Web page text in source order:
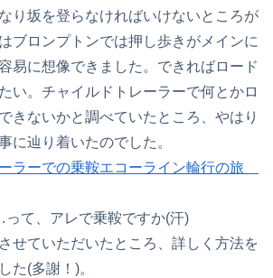
り坂を登らなければいけないところが
ブロンプトンでは押し歩きがメインに
易に想像できました。できればロード
い。チャイルドトレーラーで何とかロ
きないかと調べていたところ、やはり
に辿り着いたのでした。
ラーでの乗鞍エコーライン輪行の旅
て、アレで乗鞍ですか(汗)
せていただいたところ、詳しく方法を
た(多謝！)。